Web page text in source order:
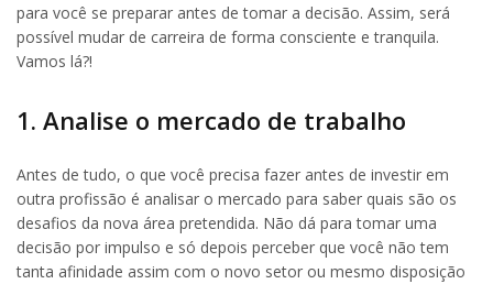
para você se preparar antes de tomar a decisão. Assim, será
possível mudar de carreira de forma consciente e tranquila.
Vamos lá?!
1. Analise o mercado de trabalho
Antes de tudo, o que você precisa fazer antes de investir em
outra profissão é analisar o mercado para saber quais são os
desafios da nova área pretendida. Não dá para tomar uma
decisão por impulso e só depois perceber que você não tem
tanta afinidade assim com o novo setor ou mesmo disposição